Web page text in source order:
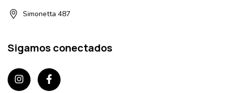
Simonetta 487
Sigamos conectados